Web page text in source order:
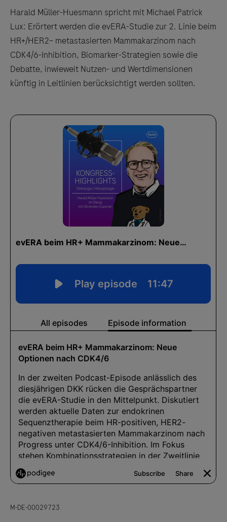
Harald Müller-Huesmann spricht mit Michael Patrick
Lux: Erörtert werden die evERA-Studie zur 2. Linie beim
HR+/HER2– metastasierten Mammakarzinom nach
CDK4/6-Inhibition, Biomarker-Strategien sowie die
Debatte, inwieweit Nutzen- und Wertdimensionen
künftig in Leitlinien berücksichtigt werden sollten.
M-DE-00029723